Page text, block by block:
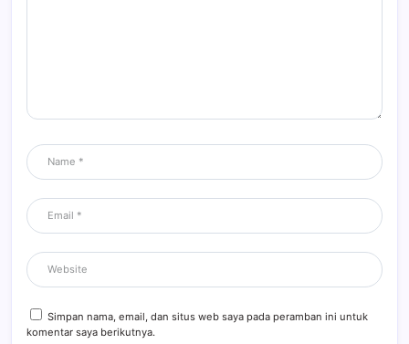
Simpan nama, email, dan situs web saya pada peramban ini untuk
komentar saya berikutnya.